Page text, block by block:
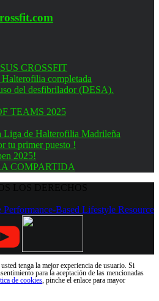
CROSSFIT
completada
del desfibrilador (DESA).
TEAMS 2025
Liga de Halterofilia Madrileña
tu primer puesto !
2025!
COMPARTIDA
tenga la mejor experiencia de usuario. Si
para la aceptación de las mencionadas
de cookies, pinche el enlace para mayor